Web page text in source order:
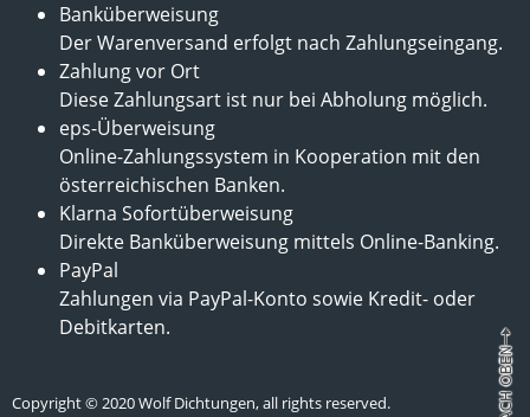
Banküberweisung
Der Warenversand erfolgt nach Zahlungseingang.
Zahlung vor Ort
Diese Zahlungsart ist nur bei Abholung möglich.
eps-Überweisung
Online-Zahlungssystem in Kooperation mit den
österreichischen Banken.
Klarna Sofortüberweisung
Direkte Banküberweisung mittels Online-Banking.
PayPal
Zahlungen via PayPal-Konto sowie Kredit- oder
Debitkarten.
Copyright © 2020 Wolf Dichtungen, all rights reserved.